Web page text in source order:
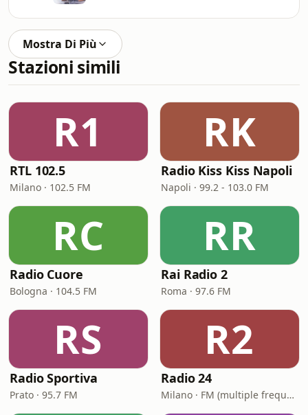
Mostra Di Più
Stazioni simili
R1
RTL 102.5
Milano · 102.5 FM
RK
Radio Kiss Kiss Napoli
Napoli · 99.2 - 103.0 FM
RC
Radio Cuore
Bologna · 104.5 FM
RR
Rai Radio 2
Roma · 97.6 FM
RS
Radio Sportiva
Prato · 95.7 FM
R2
Radio 24
Milano · FM (multiple frequencies nationwide), DAB, Satellite